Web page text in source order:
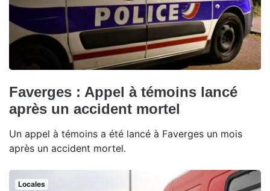
Faverges : Appel à témoins lancé
après un accident mortel
Un appel à témoins a été lancé à Faverges un mois
après un accident mortel.
Locales